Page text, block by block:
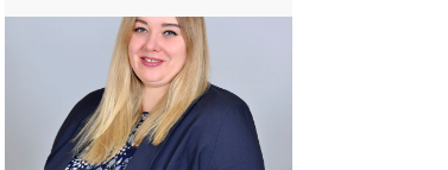
Финалист проекта - 2022,
Советник по воспитанию,
учитель биологии. МБОУ
СОШ N8 им.П.А.Щипанова
города Кузнецка